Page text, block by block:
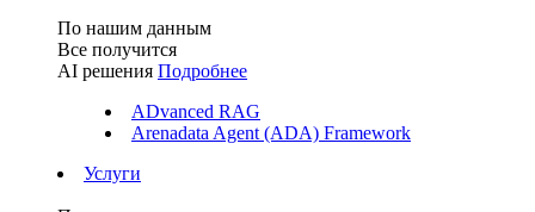
По нашим данным
Все получится
AI решения Подробнее
ADvanced RAG
Arenadata Agent (ADA) Framework
Услуги